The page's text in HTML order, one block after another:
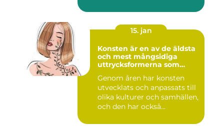
15. jan
Konsten är en av de äldsta
och mest mångsidiga
uttrycksformerna som
Genom åren har konsten
utvecklats och anpassats till
olika kulturer och samhällen,
och den har också...